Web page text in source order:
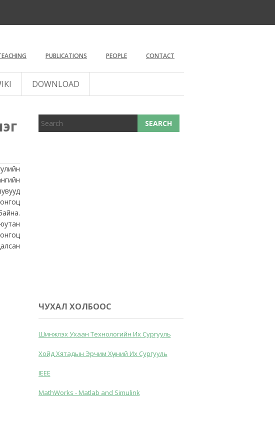
PUBLICATIONS PEOPLE CONTACT
DOWNLOAD
ЧУХАЛ ХОЛБООС
Шинжлэх Ухаан Технологийн Их Сургууль
Хойд Хятадын Эрчим Хүчний Их Сургууль
IEEE
MathWorks - Matlab and Simulink